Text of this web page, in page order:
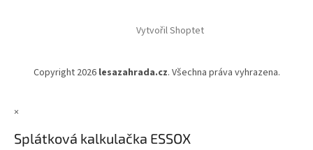
Vytvořil Shoptet
Copyright 2026 lesazahrada.cz. Všechna práva vyhrazena.
×
Splátková kalkulačka ESSOX